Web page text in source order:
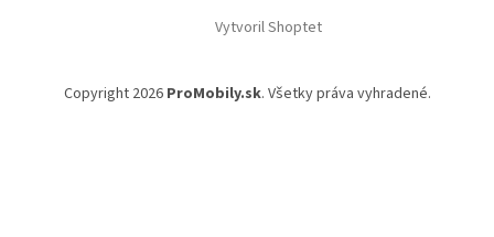
Vytvoril Shoptet
Copyright 2026 ProMobily.sk. Všetky práva vyhradené.